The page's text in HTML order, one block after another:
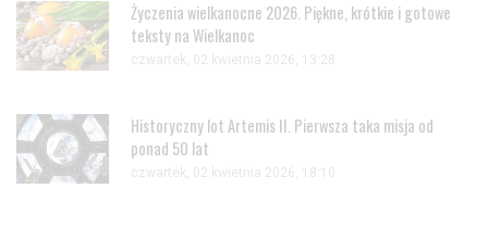
Życzenia wielkanocne 2026. Piękne, krótkie i gotowe
teksty na Wielkanoc
czwartek, 02 kwietnia 2026, 13:28
Historyczny lot Artemis II. Pierwsza taka misja od
ponad 50 lat
czwartek, 02 kwietnia 2026, 18:10